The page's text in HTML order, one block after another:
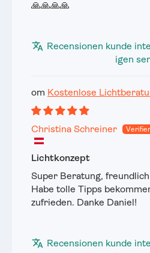
🙏🙏🙏🙏
Recensionen kunde
igen
Kostenlose
Christina Schreiner
Lichtkonzept
Super Beratung,
Habe tolle Tipps
zufrieden. Danke Daniel!
Recensionen kunde